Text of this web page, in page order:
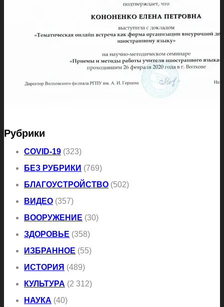
Рубрики
COVID-19 (323)
БЕЗ РУБРИКИ (769)
БЛАГОУСТРОЙСТВО (502)
ВИДЕО (357)
ВООРУЖЕНИЕ (30)
ЗДОРОВЬЕ (358)
ИЗБРАННОЕ (55)
ИСТОРИЯ (489)
КУЛЬТУРА (2 312)
НАУКА (40)